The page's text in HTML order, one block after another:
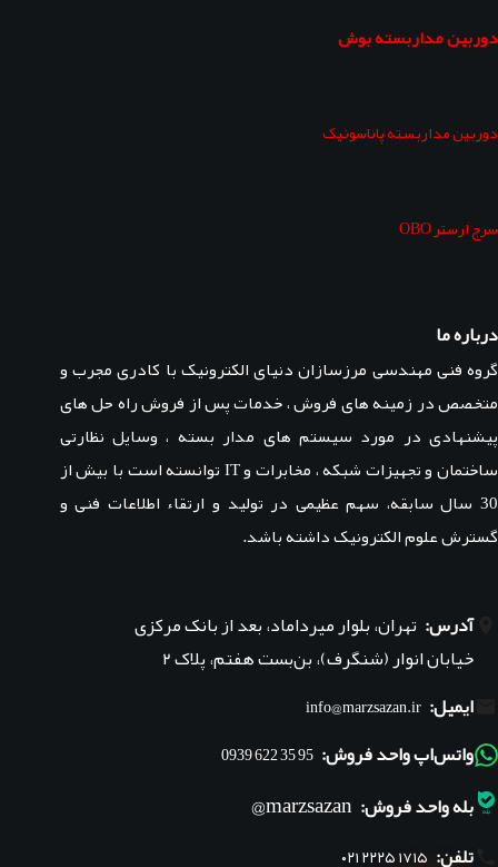
دوربین مداربسته بوش
دوربین مداربسته پاناسونیک
سرج ارستر OBO
درباره ما
گروه فنی مهندسی مرزسازان دنیای الکترونیک با کادری مجرب و
متخصص در زمینه های فروش ، خدمات پس از فروش راه حل های
پیشنهادی در مورد سیستم های مدار بسته ، وسایل نظارتی
ساختمان و تجهیزات شبکه ، مخابرات و IT توانسته است با بیش از
30 سال سابقه، سهم عظیمی در تولید و ارتقاء اطلاعات فنی و
گسترش علوم الکترونیک داشته باشد.
آدرس: تهران، بلوار میرداماد، بعد از بانک مرکزی
خیابان انوار (شنگرف)، بن‌بست هفتم، پلاک ۲
ایمیل: info@marzsazan.ir
واتس‌اپ واحد فروش: 95 35 622 0939
بله واحد فروش: marzsazan@
تلفن: ۰۲۱ ۲۲۲۵ ۱۷۱۵